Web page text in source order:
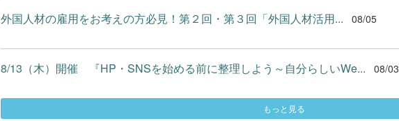
外国人材の雇用をお考えの方必見！第２回・第３回「外国人材活用... 08/05
8/13（木）開催 『HP・SNSを始める前に整理しよう～自分らしいWe... 08/03
もっと見る